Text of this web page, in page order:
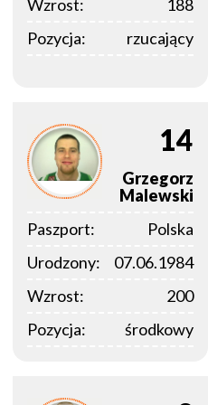
Wzrost:
188
Pozycja:
rzucający
14
Grzegorz
Malewski
Paszport:
Polska
Urodzony:
07.06.1984
Wzrost:
200
Pozycja:
środkowy